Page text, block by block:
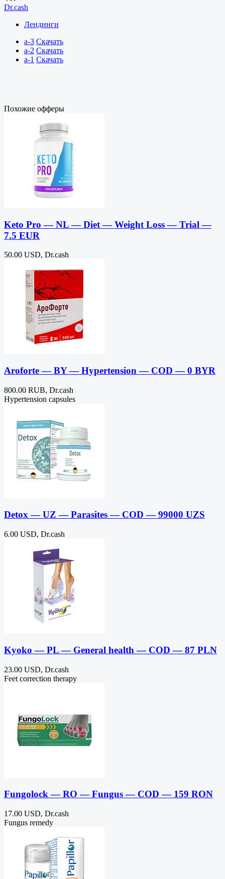
Dr.cash
Лендинги
a-3 Скачать
a-2 Скачать
a-1 Скачать
Похожие офферы
Keto Pro — NL — Diet — Weight Loss — Trial —
7.5 EUR
50.00 USD, Dr.cash
Aroforte — BY — Hypertension — COD — 0 BYR
800.00 RUB, Dr.cash
Hypertension capsules
Detox — UZ — Parasites — COD — 99000 UZS
6.00 USD, Dr.cash
Kyoko — PL — General health — COD — 87 PLN
23.00 USD, Dr.cash
Feet correction therapy
Fungolock — RO — Fungus — COD — 159 RON
17.00 USD, Dr.cash
Fungus remedy